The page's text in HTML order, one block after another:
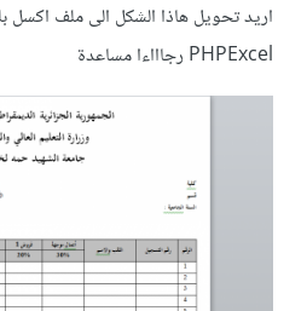
PHPExcel رجاااءا مساعدة